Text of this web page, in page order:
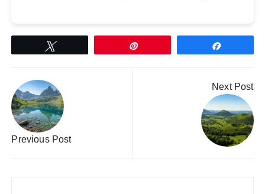
Navigation
de
l’article
Previous Post
Next Post